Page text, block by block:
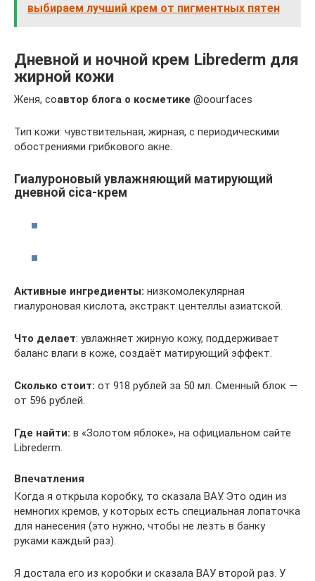
выбираем лучший крем от пигментных пятен
Дневной и ночной крем Librederm для
жирной кожи
Женя, соавтор блога о косметике @oourfaces
Тип кожи: чувствительная, жирная, с периодическими
обострениями грибкового акне.
Гиалуроновый увлажняющий матирующий
дневной cica-крем
Активные ингредиенты: низкомолекулярная
гиалуроновая кислота, экстракт центеллы азиатской.
Что делает: увлажняет жирную кожу, поддерживает
баланс влаги в коже, создаёт матирующий эффект.
Сколько стоит: от 918 рублей за 50 мл. Сменный блок —
от 596 рублей.
Где найти: в «Золотом яблоке», на официальном сайте
Libre­d­erm.
Впечатления
Когда я открыла коробку, то сказала ВАУ. Это один из
немногих кремов, у которых есть специальная лопаточка
для нанесения (это нужно, чтобы не лезть в банку
руками каждый раз).
Я достала его из коробки и сказала ВАУ второй раз. У